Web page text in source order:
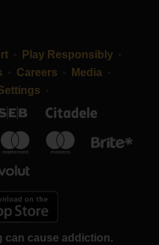
Play Responsibly
Careers
Media
can cause addiction.